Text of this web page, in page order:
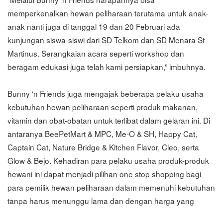
memperkenalkan hewan peliharaan terutama untuk anak-
anak nanti juga di tanggal 19 dan 20 Februari ada
kunjungan siswa-siswi dari SD Telkom dan SD Menara St
Martinus. Serangkaian acara seperti workshop dan
beragam edukasi juga telah kami persiapkan,” imbuhnya.
Bunny ‘n Friends juga mengajak beberapa pelaku usaha
kebutuhan hewan peliharaan seperti produk makanan,
vitamin dan obat-obatan untuk terlibat dalam gelaran ini. Di
antaranya BeePetMart & MPC, Me-O & SH, Happy Cat,
Captain Cat, Nature Bridge & Kitchen Flavor, Cleo, serta
Glow & Bejo. Kehadiran para pelaku usaha produk-produk
hewani ini dapat menjadi pilihan one stop shopping bagi
para pemilik hewan peliharaan dalam memenuhi kebutuhan
tanpa harus menunggu lama dan dengan harga yang